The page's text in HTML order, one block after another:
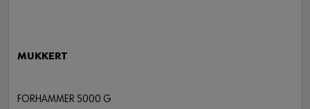
MUKKERT
FORHAMMER 5000 G